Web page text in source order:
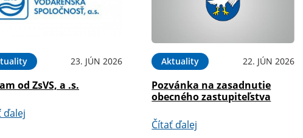
23. JÚN 2026
od ZsVS, a .s.
ďalej
Aktuality 22. JÚN 2026
Pozvánka na zasadnutie
obecného zastupiteľstva
Čítať ďalej